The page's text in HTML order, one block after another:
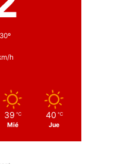
h
39 ℃
Mié
40 ℃
Jue